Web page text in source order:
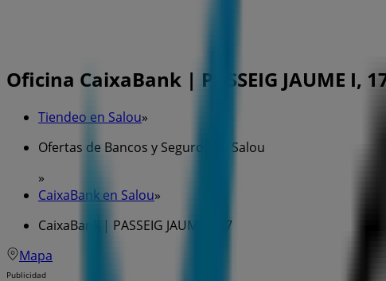
Oficina CaixaBank | PASSEIG JAUME
Tiendeo en Salou»
Ofertas de Bancos y Seguros en Salou
»
CaixaBank en Salou»
CaixaBank | PASSEIG JAUME I, 17
Mapa
Publicidad